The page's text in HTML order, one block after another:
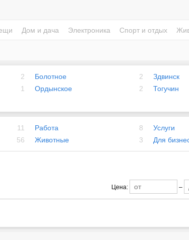
Дом и дача Электроника Спорт и отдых
2 Болотное 2 Здвинск
1 Ордынское 2 Тогучин
11 Работа 8 Услуги
56 Животные 3 Для
Цена: –